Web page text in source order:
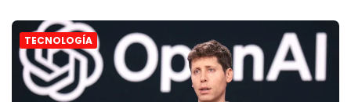
TECNOLOGÍA